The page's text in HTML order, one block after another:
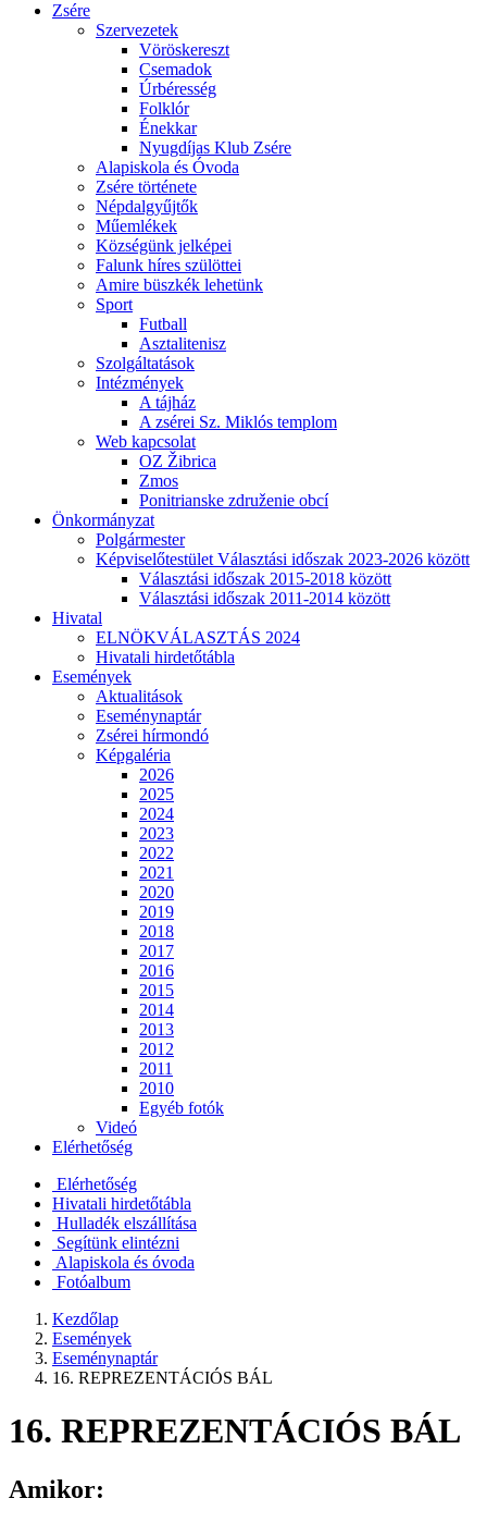
Zsére
Szervezetek
Vöröskereszt
Csemadok
Úrbéresség
Folklór
Énekkar
Nyugdíjas Klub Zsére
Alapiskola és Óvoda
Zsére története
Népdalgyűjtők
Műemlékek
Községünk jelképei
Falunk híres szülöttei
Amire büszkék lehetünk
Sport
Futball
Asztalitenisz
Szolgáltatások
Intézmények
A tájház
A zsérei Sz. Miklós templom
Web kapcsolat
OZ Žibrica
Zmos
Ponitrianske združenie obcí
Önkormányzat
Polgármester
Képviselőtestület Választási időszak 2023-2026 között
Választási időszak 2015-2018 között
Választási időszak 2011-2014 között
Hivatal
ELNÖKVÁLASZTÁS 2024
Hivatali hirdetőtábla
Események
Aktualitások
Eseménynaptár
Zsérei hírmondó
Képgaléria
2026
2025
2024
2023
2022
2021
2020
2019
2018
2017
2016
2015
2014
2013
2012
2011
2010
Egyéb fotók
Videó
Elérhetőség
Elérhetőség
Hivatali hirdetőtábla
Hulladék elszállítása
Segítünk elintézni
Alapiskola és óvoda
Fotóalbum
Kezdőlap
Események
Eseménynaptár
16. REPREZENTÁCIÓS BÁL
16. REPREZENTÁCIÓS BÁL
Amikor: